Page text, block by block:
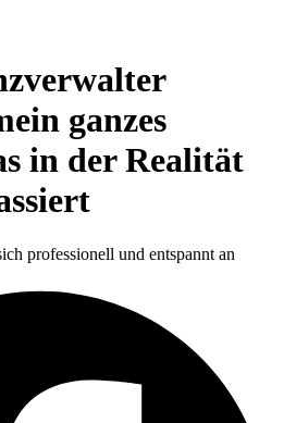
ganzes
in der Realität